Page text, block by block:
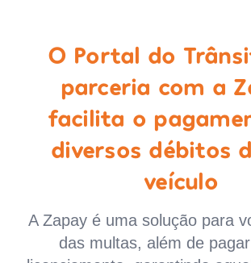
O Portal do
parceria com a
facilita o
diversos débitos
veículo
A Zapay é uma solução para
das multas, além de